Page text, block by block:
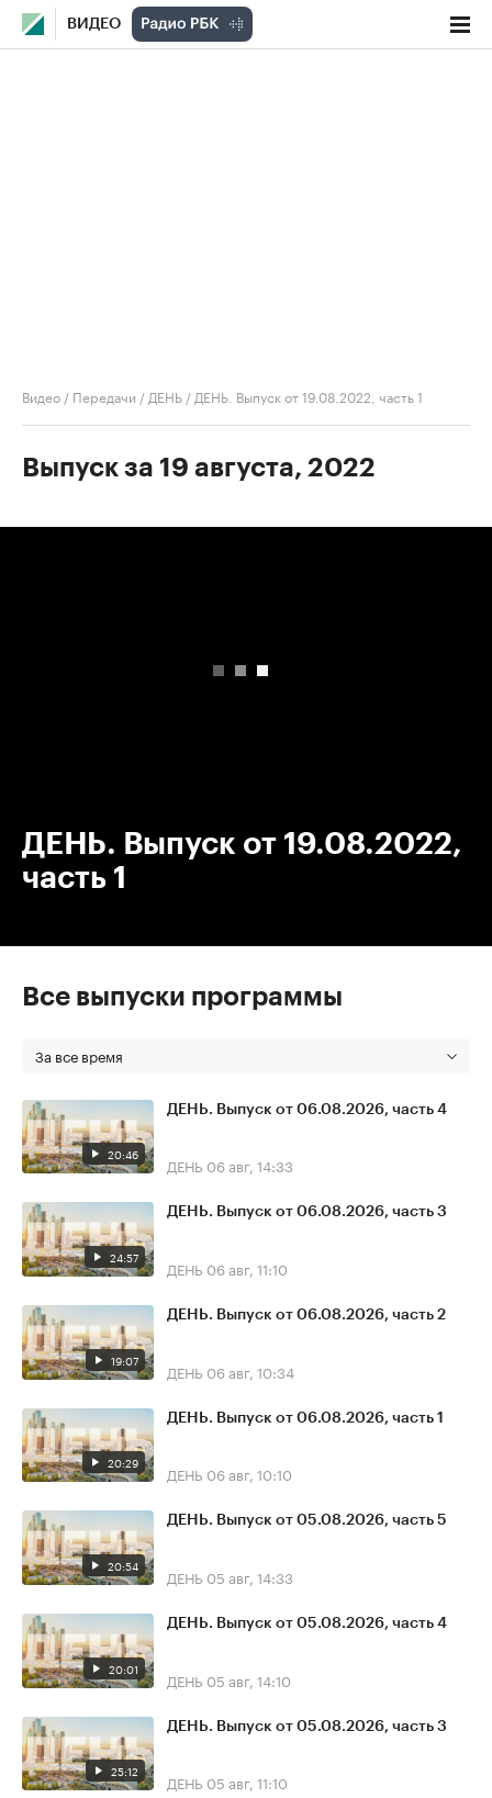
ВИДЕО
Видео / Передачи / ДЕНЬ / ДЕНЬ. Выпуск от 19.08.2022, часть 1
Выпуск за 19 августа, 2022
ДЕНЬ. Выпуск от 19.08.2022,
часть 1
Все выпуски программы
За все время
20:46
ДЕНЬ. Выпуск от 06.08.2026, часть 4
ДЕНЬ 06 авг, 14:33
24:57
ДЕНЬ. Выпуск от 06.08.2026, часть 3
ДЕНЬ 06 авг, 11:10
19:07
ДЕНЬ. Выпуск от 06.08.2026, часть 2
ДЕНЬ 06 авг, 10:34
20:29
ДЕНЬ. Выпуск от 06.08.2026, часть 1
ДЕНЬ 06 авг, 10:10
20:54
ДЕНЬ. Выпуск от 05.08.2026, часть 5
ДЕНЬ 05 авг, 14:33
20:01
ДЕНЬ. Выпуск от 05.08.2026, часть 4
ДЕНЬ 05 авг, 14:10
25:12
ДЕНЬ. Выпуск от 05.08.2026, часть 3
ДЕНЬ 05 авг, 11:10